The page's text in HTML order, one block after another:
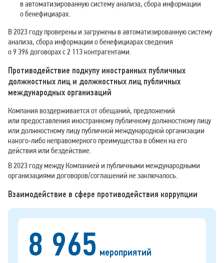
в автоматизированную систему анализа, сбора информации
о бенефициарах.
В 2023 году проверены и загружены в автоматизированную систему
анализа, сбора информации о бенефициарах сведения
о 9 396 договорах с 2 113 контрагентами.
Противодействие подкупу иностранных публичных
должностных лиц и должностных лиц публичных
международных организаций
Компания воздерживается от обещаний, предложений
или предоставления иностранному публичному должностному лицу
или должностному лицу публичной международной организации
какого‑либо неправомерного преимущества в обмен на его
действия или бездействие.
В 2023 году между Компанией и публичными международными
организациями договоров/соглашений не заключалось.
Взаимодействие в сфере противодействия коррупции
8 965 мероприятий